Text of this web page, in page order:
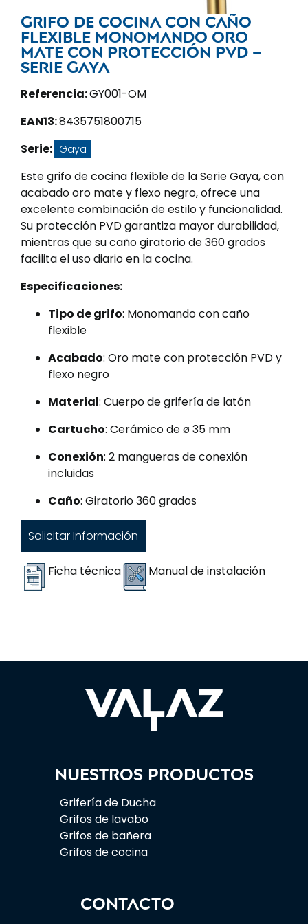
Grifo de cocina con caño
flexible monomando oro
mate con protección PVD –
Serie Gaya
Referencia:GY001-OM
EAN13:8435751800715
Serie: Gaya
Este grifo de cocina flexible de la Serie Gaya, con
acabado oro mate y flexo negro, ofrece una
excelente combinación de estilo y funcionalidad.
Su protección PVD garantiza mayor durabilidad,
mientras que su caño giratorio de 360 grados
facilita el uso diario en la cocina.
Especificaciones:
Tipo de grifo: Monomando con caño
flexible
Acabado: Oro mate con protección PVD y
flexo negro
Material: Cuerpo de grifería de latón
Cartucho: Cerámico de ø 35 mm
Conexión: 2 mangueras de conexión
incluidas
Caño: Giratorio 360 grados
Solicitar Información
Ficha técnica Manual de instalación
Nuestros productos
Grifería de Ducha
Grifos de lavabo
Grifos de bañera
Grifos de cocina
CONTACTO